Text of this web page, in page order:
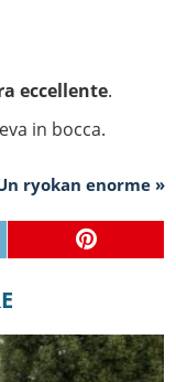
eccellente.
in bocca.
ryokan enorme »